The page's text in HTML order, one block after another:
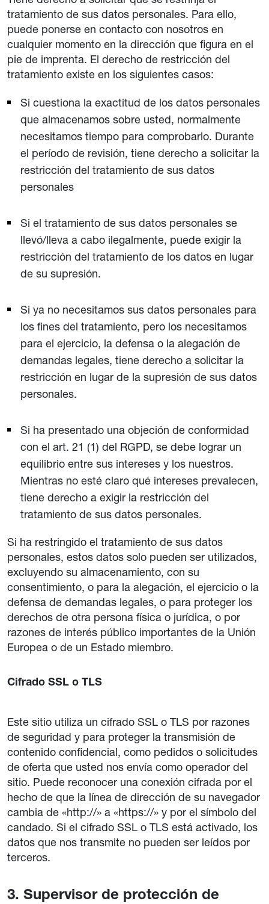
tratamiento de sus datos personales. Para ello,
puede ponerse en contacto con nosotros en
cualquier momento en la dirección que figura en el
pie de imprenta. El derecho de restricción del
tratamiento existe en los siguientes casos:
Si cuestiona la exactitud de los datos personales
que almacenamos sobre usted, normalmente
necesitamos tiempo para comprobarlo. Durante
el período de revisión, tiene derecho a solicitar la
restricción del tratamiento de sus datos
personales
Si el tratamiento de sus datos personales se
llevó/lleva a cabo ilegalmente, puede exigir la
restricción del tratamiento de los datos en lugar
de su supresión.
Si ya no necesitamos sus datos personales para
los fines del tratamiento, pero los necesitamos
para el ejercicio, la defensa o la alegación de
demandas legales, tiene derecho a solicitar la
restricción en lugar de la supresión de sus datos
personales.
Si ha presentado una objeción de conformidad
con el art. 21 (1) del RGPD, se debe lograr un
equilibrio entre sus intereses y los nuestros.
Mientras no esté claro qué intereses prevalecen,
tiene derecho a exigir la restricción del
tratamiento de sus datos personales.
Si ha restringido el tratamiento de sus datos
personales, estos datos solo pueden ser utilizados,
excluyendo su almacenamiento, con su
consentimiento, o para la alegación, el ejercicio o la
defensa de demandas legales, o para proteger los
derechos de otra persona física o jurídica, o por
razones de interés público importantes de la Unión
Europea o de un Estado miembro.
Cifrado SSL o TLS
Este sitio utiliza un cifrado SSL o TLS por razones
de seguridad y para proteger la transmisión de
contenido confidencial, como pedidos o solicitudes
de oferta que usted nos envía como operador del
sitio. Puede reconocer una conexión cifrada por el
hecho de que la línea de dirección de su navegador
cambia de «http://» a «https://» y por el símbolo del
candado. Si el cifrado SSL o TLS está activado, los
datos que nos transmite no pueden ser leídos por
terceros.
3. Supervisor de protección de